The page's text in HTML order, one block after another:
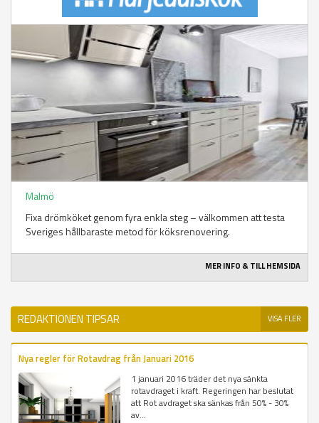
Malmö
Fixa drömköket genom fyra enkla steg – välkommen att testa
Sveriges hållbaraste metod för köksrenovering.
MER INFO & TILL HEMSIDA
REDAKTIONEN TIPSAR VISA FLER
Nya regler för Rotavdrag från Januari 2016
1 januari 2016 träder det nya sänkta
rotavdraget i kraft. Regeringen har beslutat
att Rot avdraget ska sänkas från 50% - 30%
av...